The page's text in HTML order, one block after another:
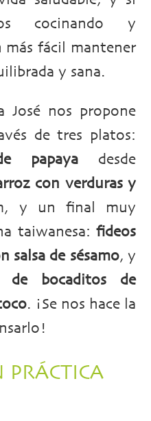
cocinando y
más fácil mantener
y sana.
José nos propone
de tres platos:
papaya desde
con verduras y
y un final muy
taiwanesa: fideos
salsa de sésamo, y
de bocaditos de
. ¡Se nos hace la
PRÁCTICA